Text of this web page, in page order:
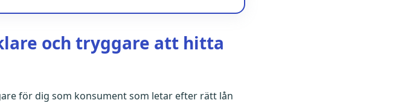
och tryggare att hitta
för dig som konsument som letar efter rätt lån